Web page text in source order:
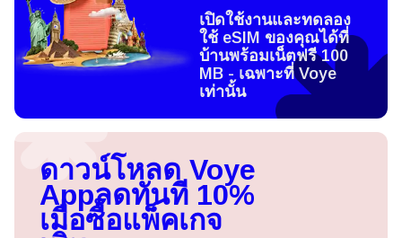
เปิดใช้งานและทดลอง
ใช้ eSIM ของคุณได้ที่
บ้านพร้อมเน็ตฟรี 100
MB - เฉพาะที่ Voye
เท่านั้น
ดาวน์โหลด Voye
Appลดทันที 10%
เมื่อซื้อแพ็คเกจ